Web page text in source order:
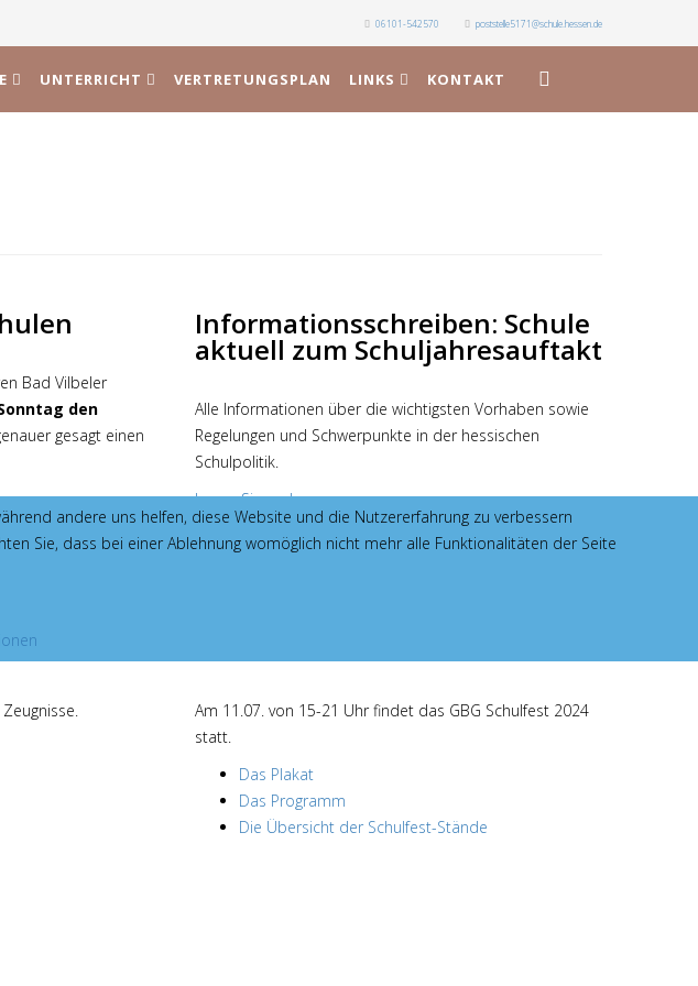
06101-542570 poststelle5171@schule.hessen.de
UNTERRICHT VERTRETUNGSPLAN LINKS KONTAKT
Bad Vilbeler
den
gesagt einen
Informationsschreiben: Schule
aktuell zum Schuljahresauftakt
Alle Informationen über die wichtigsten Vorhaben sowie
Regelungen und Schwerpunkte in der hessischen
Schulpolitik.
Lesen Sie mehr...
Am 11.07. von 15-21 Uhr findet das GBG Schulfest 2024
statt.
Das Plakat
Das Programm
Die Übersicht der Schulfest-Stände
andere uns helfen, diese Website und die Nutzererfahrung zu verbessern
Sie, dass bei einer Ablehnung womöglich nicht mehr alle Funktionalitäten der Seite